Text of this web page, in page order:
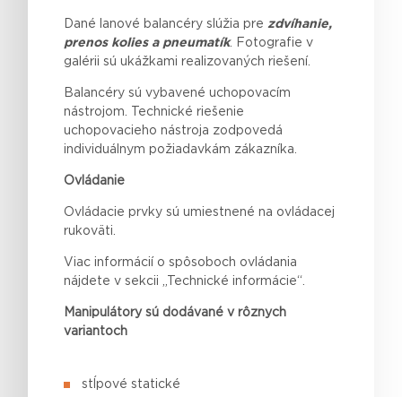
Dané lanové balancéry slúžia prezdvíhanie,
prenos kolies a pneumatík. Fotografie v
galérii sú ukážkami realizovaných riešení.
Balancéry sú vybavené uchopovacím
nástrojom. Technické riešenie
uchopovacieho nástroja zodpovedá
individuálnym požiadavkám zákazníka.
Ovládanie
Ovládacie prvky sú umiestnené na ovládacej
rukoväti.
Viac informácií o spôsoboch ovládania
nájdete v sekcii „Technické informácie“.
Manipulátory sú dodávané v rôznych
variantoch
stĺpové statické